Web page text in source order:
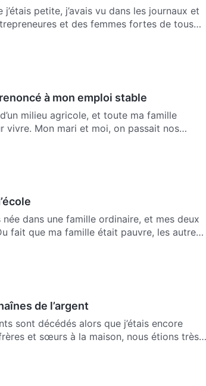
petite, j’avais vu dans les journaux et
et des femmes fortes de tous
à mon emploi stable
milieu agricole, et toute ma famille
vivre. Mon mari et moi, on passait nos
née dans une famille ordinaire, et mes deux
fait que ma famille était pauvre, les autre…
de l’argent
sont décédés alors que j’étais encore
et sœurs à la maison, nous étions très